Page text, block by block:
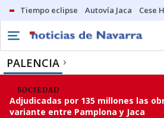
Tiempo eclipse Autovía Jaca Cese
PALENCIA
SOCIEDAD
Adjudicadas por 135 millones las
variante entre Pamplona y Jaca